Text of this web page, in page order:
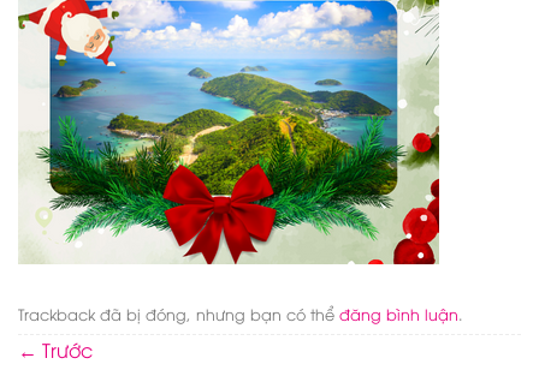
Trackback đã bị đóng, nhưng bạn có thể đăng bình luận
← Trước